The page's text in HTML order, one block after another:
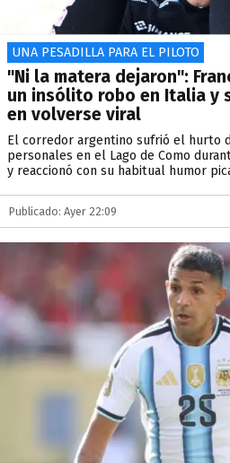
UNA PESADILLA PARA EL PILOTO
"Ni la matera dejaron":
un insólito robo en Italia y
en volverse viral
El corredor argentino sufrió el hurto
personales en el Lago de Como
y reaccionó con su habitual humor
Publicado: Ayer 22:09